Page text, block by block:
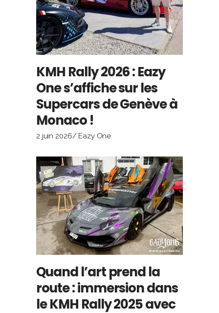
KMH Rally 2026 : Eazy
One s’affiche sur les
Supercars de Genève à
Monaco !
2 juin 2026 Eazy One
Quand l’art prend la
route : immersion dans
le KMH Rally 2025 avec